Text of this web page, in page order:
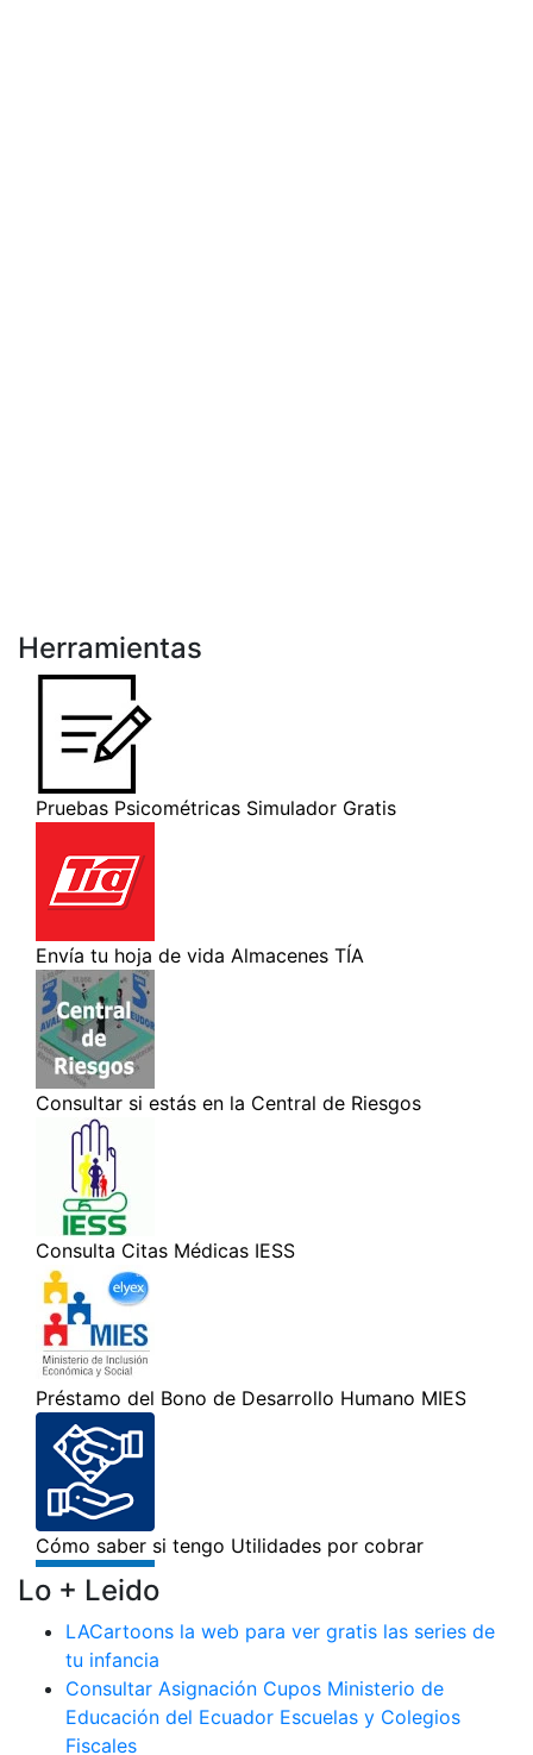
Herramientas
Lo + Leido
LACartoons la web para ver gratis las series de
tu infancia
Consultar Asignación Cupos Ministerio de
Educación del Ecuador Escuelas y Colegios
Fiscales